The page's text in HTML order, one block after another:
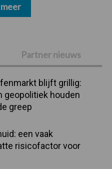
Partner nieuws
blijft grillig:
geopolitiek houden
greep
een vaak
risicofactor voor